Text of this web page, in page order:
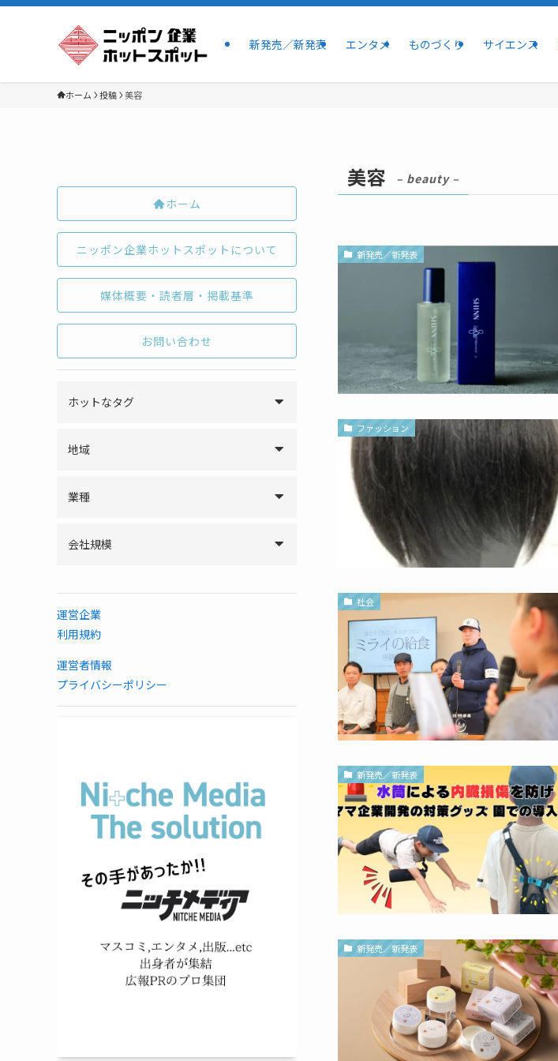
新発売／新発表 エンタメ ものづくり サイエンス
ホーム 投稿 美容
美容 – beauty –
新発売／新発表
ファッション
社会
新発売／新発表
新発売／新発表
ホーム
ニッポン企業ホットスポットについて
媒体概要・読者層・掲載基準
お問い合わせ
ホットなタグ
地域
業種
会社規模
運営企業
利用規約
運営者情報
プライバシーポリシー